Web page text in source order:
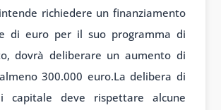
intende richiedere un finanziamento
di euro per il suo programma di
dovrà deliberare un aumento di
300.000 euro.La delibera di
capitale deve rispettare alcune